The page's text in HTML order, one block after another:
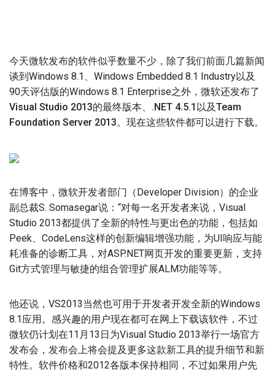
今天微软发布的软件似乎数量不少，除了我们前面几篇新闻
谈到Windows 8.1、Windows Embedded 8.1 Industry以及
90天评估版的Windows 8.1 Enterprise之外， 微软还发布了
Visual Studio 2013的最终版本、.NET 4.5.1以及Team
Foundation Server 2013。现在这些软件都可以进行下载。
在博客中，微软开发者部门（Developer Division）的企业
副总裁S. Somasegar说：“对每一名开发者来说，Visual
Studio 2013都提供了全新的特性与更出色的功能，包括如
Peek、CodeLens这样的创新编辑增强功能，为UI响应与能
耗准备的诊断工具，对ASP.NET网页开发的重要更新，支持
Git方式管理与敏捷的组合管理扩展ALM功能等等。
他还说，VS2013当然也可用于开发者开发全新的Windows
8.1应用。感兴趣的用户现在都可在网上下载该软件，不过
微软仍计划在11月13日为Visual Studio 2013举行一场官方
发布会，发布会上将会提及更多这款新工具的提升细节和新
特性。软件价格和2012各版本保持相同，不过如果用户先